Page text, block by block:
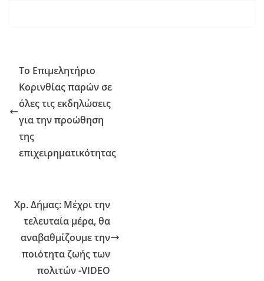
Το Επιμελητήριο
Κορινθίας παρών σε
όλες τις εκδηλώσεις
για την προώθηση
της
επιχειρηματικότητας
Χρ. Δήμας: Μέχρι την
τελευταία μέρα, θα
αναβαθμίζουμε την
ποιότητα ζωής των
πολιτών -VIDEO